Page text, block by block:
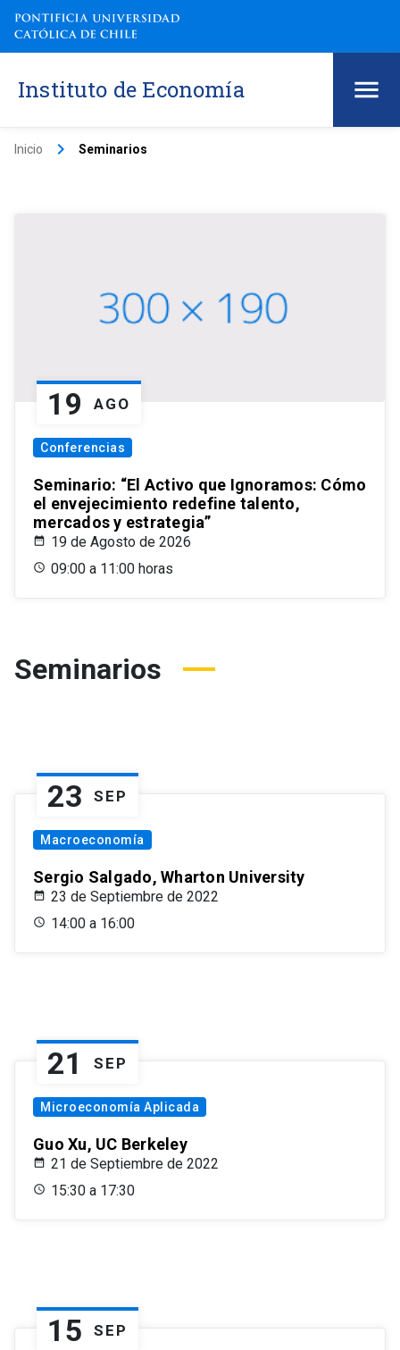
Instituto de Economía
Inicio keyboard_arrow_right Seminarios
19 AGO
Conferencias
Seminario: “El Activo que Ignoramos: Cómo
el envejecimiento redefine talento,
mercados y estrategia”
19 de Agosto de 2026
09:00 a 11:00 horas
Seminarios
23 SEP
Macroeconomía
Sergio Salgado, Wharton University
23 de Septiembre de 2022
14:00 a 16:00
21 SEP
Microeconomía Aplicada
Guo Xu, UC Berkeley
21 de Septiembre de 2022
15:30 a 17:30
15 SEP